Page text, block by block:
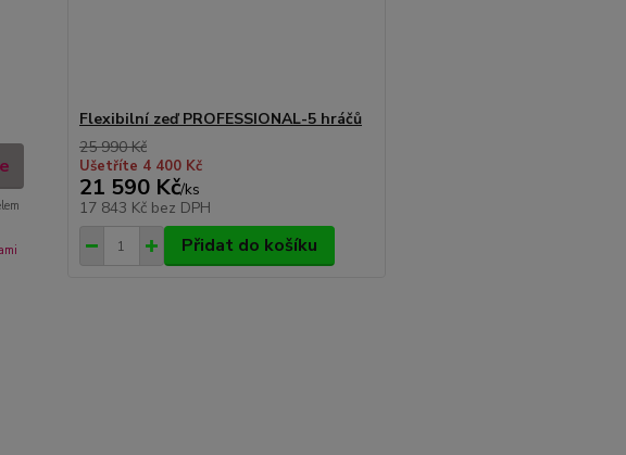
Flexibilní zeď PROFESSIONAL-5 hráčů
25 990 Kč
Ušetříte 4 400 Kč
21 590 Kč/ks
17 843 Kč bez DPH
Přidat do košíku